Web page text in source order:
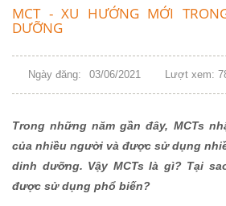
MCT - XU HƯỚNG MỚI
DƯỠNG
Ngày đăng: 03/06/2021 Lượt xem:
Trong những năm gần đây, MCTs
của nhiều người và được sử dụng
dinh dưỡng. Vậy MCTs là gì? Tại
được sử dụng phổ biến?